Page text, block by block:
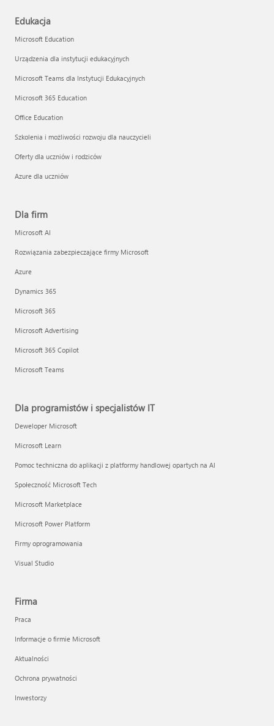
Edukacja
Microsoft Education
Urządzenia dla instytucji edukacyjnych
Microsoft Teams dla Instytucji Edukacyjnych
Microsoft 365 Education
Office Education
Szkolenia i możliwości rozwoju dla nauczycieli
Oferty dla uczniów i rodziców
Azure dla uczniów
Dla firm
Microsoft AI
Rozwiązania zabezpieczające firmy Microsoft
Azure
Dynamics 365
Microsoft 365
Microsoft Advertising
Microsoft 365 Copilot
Microsoft Teams
Dla programistów i specjalistów IT
Deweloper Microsoft
Microsoft Learn
Pomoc techniczna do aplikacji z platformy handlowej opartych na AI
Społeczność Microsoft Tech
Microsoft Marketplace
Microsoft Power Platform
Firmy oprogramowania
Visual Studio
Firma
Praca
Informacje o firmie Microsoft
Aktualności
Ochrona prywatności
Inwestorzy